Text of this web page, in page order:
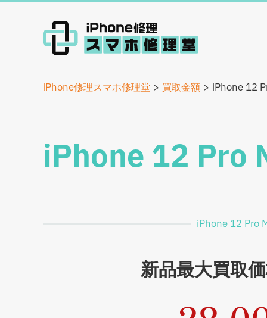
iPhone修理スマホ修理堂 買取金額 iPhone 12
iPhone 12 Pro
iPhone 12 Pro
新品最大買取